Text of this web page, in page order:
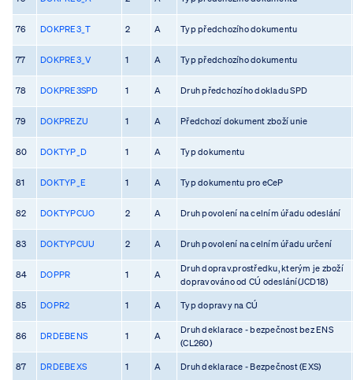
76 DOKPRE3_T 2 A Typ předchozího dokumentu
77 DOKPRE3_V 1 A Typ předchozího dokumentu
78 DOKPRE3SPD 1 A Druh předchozího dokladu SPD
79 DOKPREZU 1 A Předchozí dokument zboží unie
80 DOKTYP_D 1 A Typ dokumentu
81 DOKTYP_E 1 A Typ dokumentu pro eCeP
82 DOKTYPCUO 2 A Druh povolení na celním úřadu odeslání
83 DOKTYPCUU 2 A Druh povolení na celním úřadu určení
84 DOPPR 1 A
Druh doprav.prostředku, kterým je zboží
dopravováno od CÚ odeslání(JCD18)
85 DOPR2 1 A Typ dopravy na CÚ
86 DRDEBENS 1 A
Druh deklarace - bezpečnost bez ENS
(CL260)
87 DRDEBEXS 1 A Druh deklarace - Bezpečnost (EXS)